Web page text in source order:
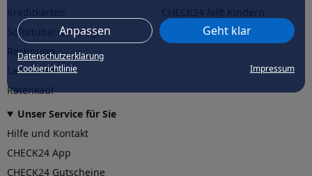
Anpassen Geht klar
Datenschutzerklärung
Cookierichtlinie
Impressum
Sofortüberweisung
Rechnung
Lastschrift
Ratenkauf
CHECK24hilftder Natur
Unser Service für Sie
Hilfe und Kontakt
CHECK24 App
CHECK24 Gutscheine